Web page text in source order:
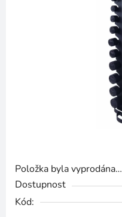
Položka byla vyprodána…
Dostupnost
Kód: